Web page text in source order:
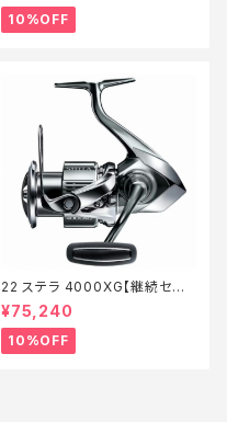
10%OFF
22 ステラ 4000XG【継続セー
ル_リール】【10】
¥75,240
10%OFF